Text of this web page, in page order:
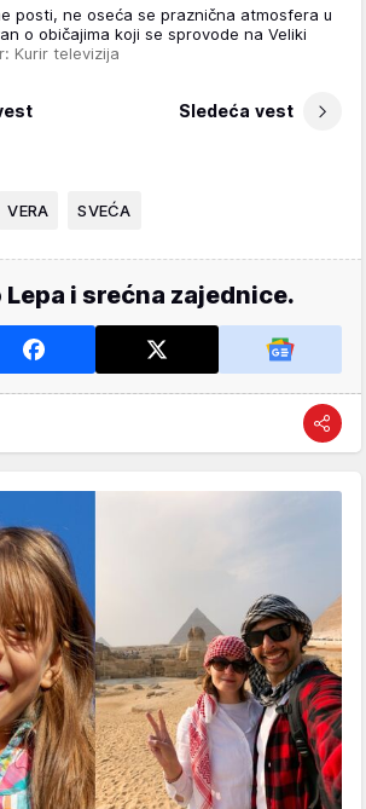
posti, ne oseća se praznična atmosfera u
o običajima koji se sprovode na Veliki
Kurir televizija
Sledeća vest
VERA SVEĆA
Lepa i srećna zajednice.